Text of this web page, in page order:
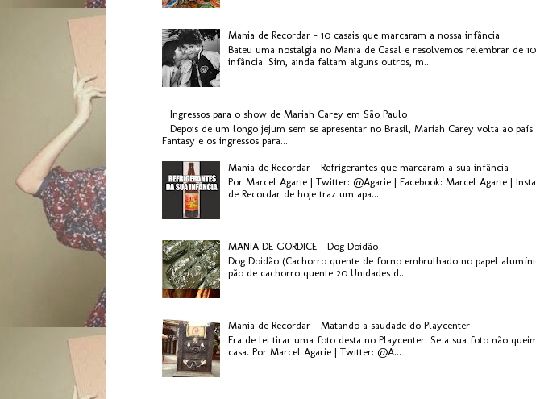
Mania de Recordar - 10 casais que marcaram a nossa infância
Bateu uma nostalgia no Mania de Casal e resolvemos relembrar de
infância. Sim, ainda faltam alguns outros, m...
Ingressos para o show de Mariah Carey em São Paulo
Depois de um longo jejum sem se apresentar no Brasil, Mariah Carey volta ao
Fantasy e os ingressos para...
Mania de Recordar - Refrigerantes que marcaram a sua infância
Por Marcel Agarie | Twitter: @Agarie | Facebook: Marcel Agarie |
de Recordar de hoje traz um apa...
MANIA DE GORDICE - Dog Doidão
Dog Doidão (Cachorro quente de forno embrulhado no papel
pão de cachorro quente 20 Unidades d...
Mania de Recordar - Matando a saudade do Playcenter
Era de lei tirar uma foto desta no Playcenter. Se a sua foto não
casa. Por Marcel Agarie | Twitter: @A...